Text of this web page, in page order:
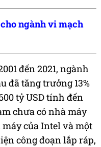
ngành vi mạch
đến 2021, ngành
đã tăng trưởng 13%
tỷ USD tính đến
chưa có nhà máy
của Intel và một
công đoạn lắp ráp,